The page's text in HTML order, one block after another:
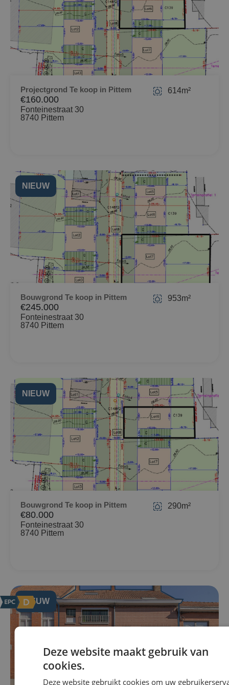
Projectgrond Te koop in Pittem
€160.000
Fonteinestraat 30
8740 Pittem
614m²
NIEUW
Bouwgrond Te koop in Pittem
€245.000
Fonteinestraat 30
8740 Pittem
953m²
NIEUW
Bouwgrond Te koop in Pittem
€80.000
Fonteinestraat 30
8740 Pittem
290m²
NIEUW
Deze website maakt gebruik van
cookies.
Deze website gebruikt cookies om uw